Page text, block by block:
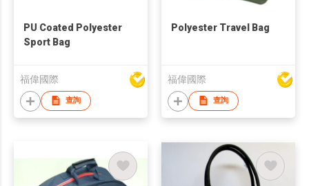
PU Coated Polyester
Sport Bag
福偉國際
查詢
Polyester Travel Bag
福偉國際
查詢